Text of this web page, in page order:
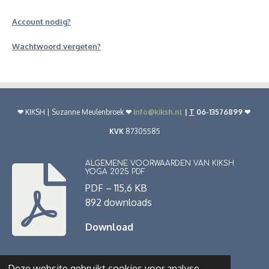
Account nodig?
Wachtwoord vergeten?
❤︎ KIKSH | Suzanne Meulenbroek ❤︎ info@kiksh.nl| T 06-13576899 ❤︎
KVK 87305585
ALGEMENE VOORWAARDEN VAN KIKSH
YOGA 2025 PDF
PDF – 115,6 KB
892 downloads
Download
© 2022 - 2026 www.kiksh.nl